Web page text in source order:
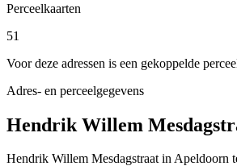
Perceelkaarten
51
Voor deze adressen is een gekoppelde
Adres- en perceelgegevens
Hendrik Willem
Hendrik Willem Mesdagstraat in Apeldoorn